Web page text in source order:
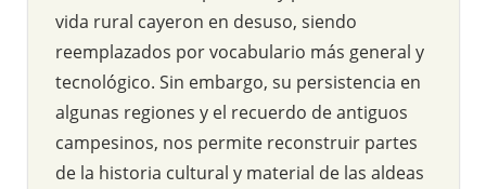
vida rural cayeron en desuso, siendo
reemplazados por vocabulario más general y
tecnológico. Sin embargo, su persistencia en
algunas regiones y el recuerdo de antiguos
campesinos, nos permite reconstruir partes
de la historia cultural y material de las aldeas